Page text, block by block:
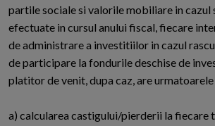
partile sociale si valorile mobiliare in
efectuate in cursul anului fiscal, fiecare
de administrare a investitiilor in cazul
de participare la fondurile deschise de
platitor de venit, dupa caz, are
a) calcularea castigului/pierderii la fiecare